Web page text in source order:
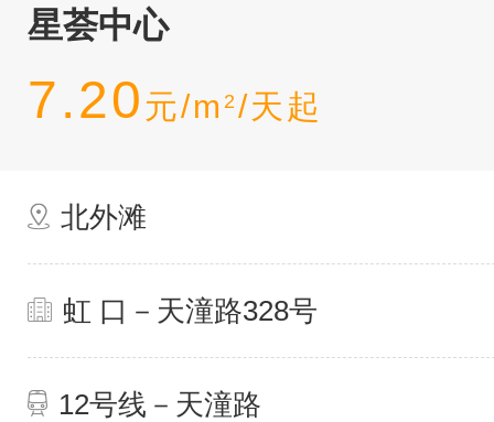
星荟中心
7.20 元/m 2 /天起
北外滩
虹 口－天潼路328号
12号线－天潼路